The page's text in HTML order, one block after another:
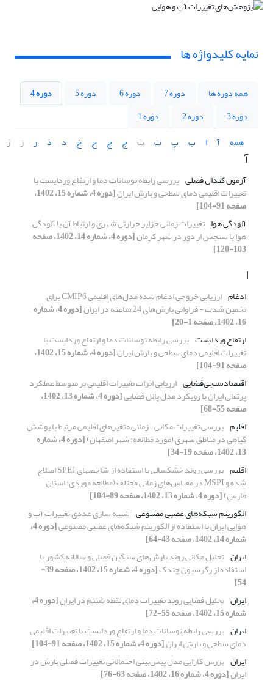
نمایه کلیدواژه ها
همه دوره ها دوره 7 دوره 6 دوره 5
دوره 4
دوره 3
دوره 2
دوره 1
همه
آ ا ب پ ت ث ج چ ح خ د ذ ر ز ژ
آ
آزمون کندال فصلی بررسی رابطه نوسانات دما و ارتفاع وردایست با
تغییرات اقلیمی دمای سطحی و بارش ایران [دوره 4، شماره 15، 1402،
صفحه 91-104]
آلودگی هوا تغییرات زمانی جزایر حرارتی شهری و ارتباط آن با آلودگی
هوا با سنجش از دور در شهر کرمان [دوره 4، شماره 14، 1402، صفحه
103-120]
ا
ادغام ارزیابی خروجی ادغام شده مدل‌های اقلیمی CMIP6 برای
تخمین شدت - فراوانی بارش‌های 24 ساعته در ایران [دوره 4، شماره
16، 1402، صفحه 1-20]
ارتفاع وردایست بررسی رابطه نوسانات دما و ارتفاع وردایست با
تغییرات اقلیمی دمای سطحی و بارش ایران [دوره 4، شماره 15، 1402،
صفحه 91-104]
اقتصادسنجی‌فضایی ارزیابی اثرات تغییرات اقلیمی بر متوسط عملکرد
پرتقال ایران با رویکرد مدل پانل فضایی [دوره 4، شماره 13، 1402،
صفحه 55-68]
اقلیم بررسی تغییرات مکانی- زمانی متغیر‌های اقلیمی مرتبط با پوشش
گیاهی در مناطق شهری (مورد مطالعه: شهر اصفهان) [دوره 4، شماره
13، 1402، صفحه 19-34]
اقلیم
بررسی روند خشکسالی با استفاده از شاخص‎های SPEI اصلاح
شده و MSPI در مقیاس‌های زمانی مختلف (مطالعه موردی: استان
فارس)[دوره 4، شماره 13، 1402، صفحه 89-104]
الگوریتم شبکه‌های عصبی مصنوعی شبیه سازی عددی تغییرات آب و
هوایی ایران با استفاده از الگوریتم شبکه‌های عصبی مصنوعی [دوره 4،
شماره 14، 1402، صفحه 43-64]
ایران تحلیل مکانی روند بارش‌های سنگین فصلی و سالانه کشور با
استفاده از رگرسیون چندک [دوره 4، شماره 15، 1402، صفحه 39-
54]
ایران تحلیل فضایی روند تغییرات دمای نقطه شبنم در ایران [دوره 4،
شماره 15، 1402، صفحه 55-72]
ایران بررسی رابطه نوسانات دما و ارتفاع وردایست با تغییرات اقلیمی
دمای سطحی و بارش ایران[دوره 4، شماره 15، 1402، صفحه 91-104]
ایران بررس کارایی مدل پیش‌بینی احتمالاتی تغییرات فصلی بارش در
ایران[دوره 4، شماره 16، 1402، صفحه 63-76]